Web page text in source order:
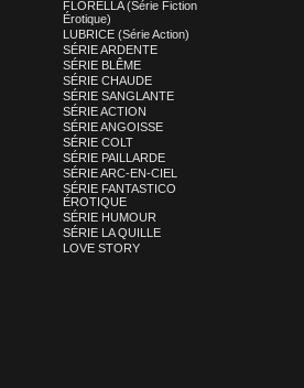
FLORELLA (Série Fiction
Érotique)
LUBRICE (Série Action)
SÉRIE ARDENTE
SÉRIE BLÊME
SÉRIE CHAUDE
SÉRIE SANGLANTE
SÉRIE ACTION
SÉRIE ANGOISSE
SÉRIE COLT
SÉRIE PAILLARDE
SÉRIE ARC-EN-CIEL
SÉRIE FANTASTICO
ÉROTIQUE
SÉRIE HUMOUR
SÉRIE LA QUILLE
LOVE STORY